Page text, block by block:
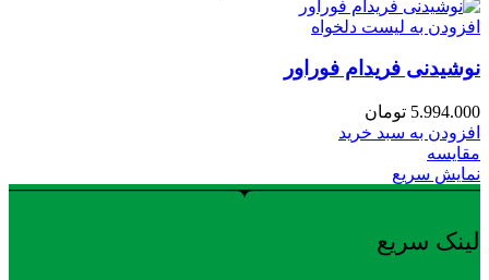
افزودن به لیست دلخواه
نوشیدنی فریدام فوراور
5.994.000 تومان
افزودن به سبد خرید
مقایسه
نمایش سریع
لینک سریع